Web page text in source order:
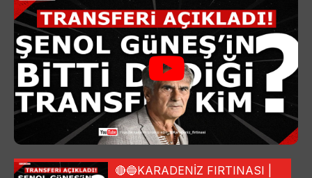
🔴🔵KARADENİZ FIRTINASI |